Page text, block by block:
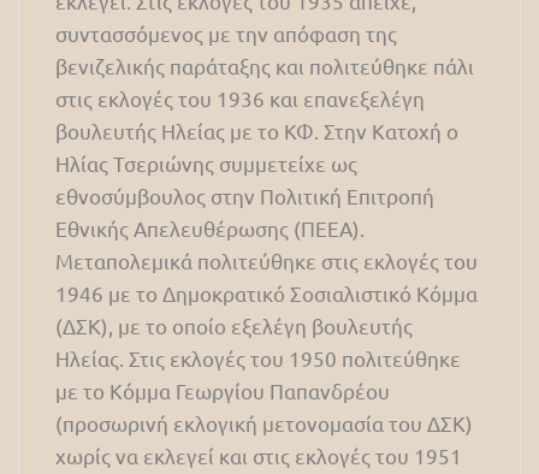
συντασσόμενος με την απόφαση της
βενιζελικής παράταξης και πολιτεύθηκε πάλι
στις εκλογές του 1936 και επανεξελέγη
βουλευτής Ηλείας με το ΚΦ. Στην Κατοχή ο
Ηλίας Τσεριώνης συμμετείχε ως
εθνοσύμβουλος στην Πολιτική Επιτροπή
Εθνικής Απελευθέρωσης (ΠΕΕΑ).
Μεταπολεμικά πολιτεύθηκε στις εκλογές του
1946 με το Δημοκρατικό Σοσιαλιστικό Κόμμα
(ΔΣΚ), με το οποίο εξελέγη βουλευτής
Ηλείας. Στις εκλογές του 1950 πολιτεύθηκε
με το Κόμμα Γεωργίου Παπανδρέου
(προσωρινή εκλογική μετονομασία του ΔΣΚ)
χωρίς να εκλεγεί και στις εκλογές του 1951